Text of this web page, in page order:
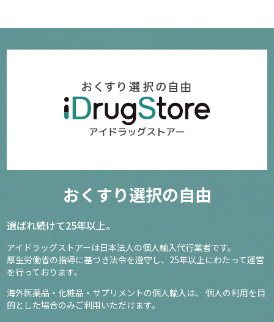
確認／選び直す
おくすり選択の自由
選ばれ続けて25年以上。
アイドラッグストアーは日本法人の個人輸入代行業者です。
厚生労働省の指導に基づき法令を遵守し、 25年以上にわたって運営
を行っております。
海外医薬品・化粧品・サプリメントの個人輸入は、
個人の利用を目
的とした場合のみご利用いただけます。